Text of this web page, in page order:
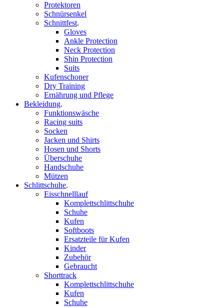
Protektoren
Schnürsenkel
Schnittfest.
Gloves
Ankle Protection
Neck Protection
Shin Protection
Suits
Kufenschoner
Dry Training
Ernährung und Pflege
Bekleidung.
Funktionswäsche
Racing suits
Socken
Jacken und Shirts
Hosen und Shorts
Überschuhe
Handschuhe
Mützen
Schlittschuhe.
Eisschnelllauf
Komplettschlittschuhe
Schuhe
Kufen
Softboots
Ersatzteile für Kufen
Kinder
Zubehör
Gebraucht
Shorttrack
Komplettschlittschuhe
Kufen
Schuhe